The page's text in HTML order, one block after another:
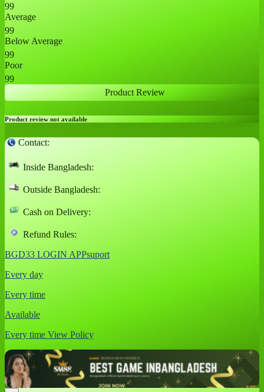
99
Average
99
Below Average
99
Poor
99
Product Review
Product review not available
Contact:
Inside Bangladesh:
Outside Bangladesh:
Cash on Delivery:
Refund Rules:
BGD33 LOGIN APPsuport
Every day
Every time
Available
Every time View Policy